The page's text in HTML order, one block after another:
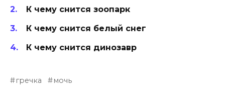
К чему снится зоопарк
К чему снится белый снег
К чему снится динозавр
гречка мочь